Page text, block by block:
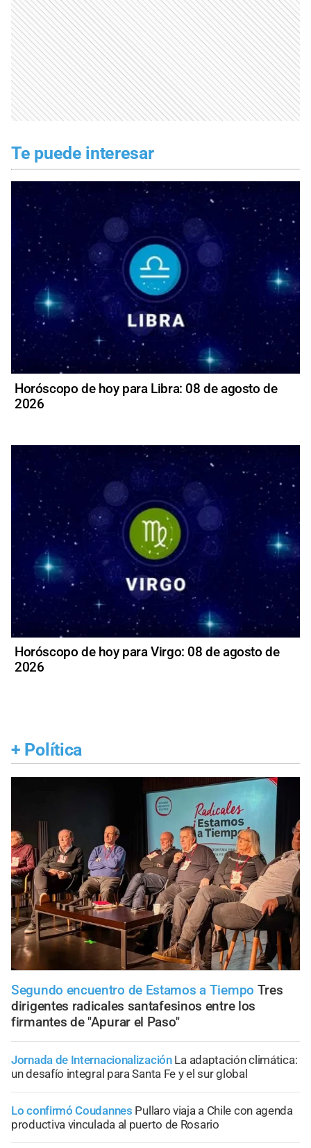
Te puede interesar
Horóscopo de hoy para Libra: 08 de agosto de
2026
Horóscopo de hoy para Virgo: 08 de agosto de
2026
+ Política
Segundo encuentro de Estamos a Tiempo Tres
dirigentes radicales santafesinos entre los
firmantes de "Apurar el Paso"
Jornada de Internacionalización La adaptación climática:
un desafío integral para Santa Fe y el sur global
Lo confirmó Coudannes Pullaro viaja a Chile con agenda
productiva vinculada al puerto de Rosario